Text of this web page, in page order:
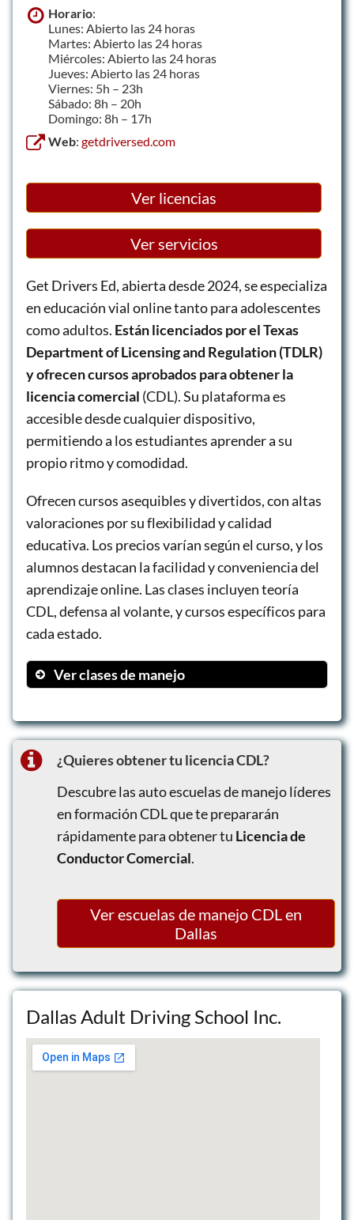
Horario:
Lunes: Abierto las 24 horas
Martes: Abierto las 24 horas
Miércoles: Abierto las 24 horas
Jueves: Abierto las 24 horas
Viernes: 5h – 23h
Sábado: 8h – 20h
Domingo: 8h – 17h
Web: getdriversed.com
Ver licencias
Ver servicios
Get Drivers Ed, abierta desde 2024, se especializa
en educación vial online tanto para adolescentes
como adultos. Están licenciados por el Texas
Department of Licensing and Regulation (TDLR)
y ofrecen cursos aprobados para obtener la
licencia comercial (CDL). Su plataforma es
accesible desde cualquier dispositivo,
permitiendo a los estudiantes aprender a su
propio ritmo y comodidad.
Ofrecen cursos asequibles y divertidos, con altas
valoraciones por su flexibilidad y calidad
educativa. Los precios varían según el curso, y los
alumnos destacan la facilidad y conveniencia del
aprendizaje online. Las clases incluyen teoría
CDL, defensa al volante, y cursos específicos para
cada estado.
Ver clases de manejo
Texas Online Teen Drivers Ed –
Instructor Taught
CDL Online ELDT Class A Theory
Training
¿Quieres obtener tu licencia CDL?
Descubre las auto escuelas de manejo líderes
en formación CDL que te prepararán
rápidamente para obtener tu Licencia de
Conductor Comercial.
Ver escuelas de manejo CDL en
Dallas
Dallas Adult Driving School Inc.